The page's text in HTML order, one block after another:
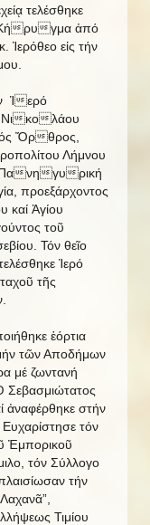
τελέσθηκε
Κήρυγμα ἀπό
Ἱερόθεο εἰς τήν
Ἱερό
κολάου
Ὄρθρος,
Λήμνου
Πανηγυρική
προεξάρχοντος
καί Ἁγίου
τοῦ
Τόν θεῖο
Ἱερό
τῆς
ἑόρτια
τῶν Αποδήμων
μέ ζωντανή
Σεβασμιώτατος
ἀναφέρθηκε στήν
τόν
Ἐμπορικοῦ
τόν Σύλλογο
τήν
Τιμίου